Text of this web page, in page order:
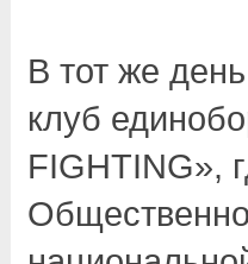
В тот же
клуб
FIGHTING»,